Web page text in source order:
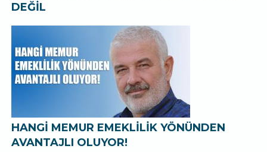
DEĞİL
HANGİ MEMUR EMEKLİLİK YÖNÜNDEN
AVANTAJLI OLUYOR!